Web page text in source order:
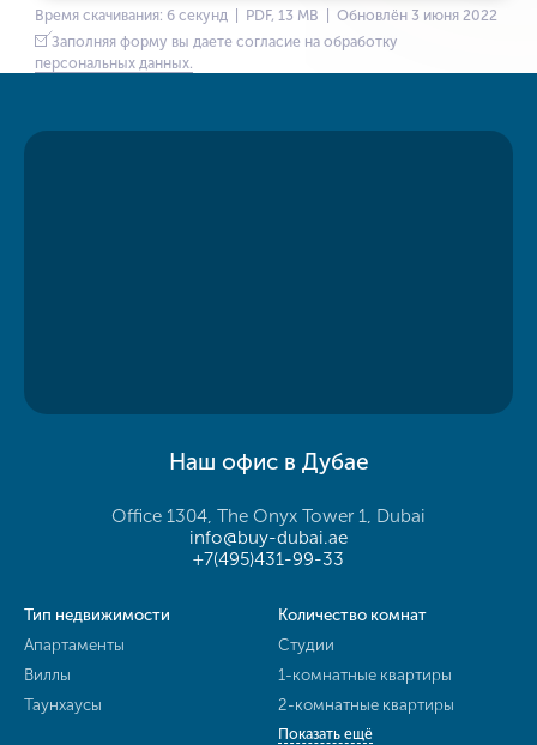
Время скачивания: 6 секунд | PDF, 13 MB | Обновлён 3 июня 2022
Заполняя форму вы даете согласие на обработку
персональных данных.
Наш офис в Дубае
Office 1304, The Onyx Tower 1, Dubai
info@buy-dubai.ae
+7(495)431-99-33
Тип недвижимости
Апартаменты
Виллы
Таунхаусы
Количество комнат
Студии
1-комнатные квартиры
2-комнатные квартиры
Показать ещё